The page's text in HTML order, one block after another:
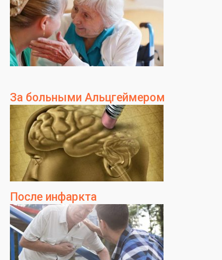
За больными Альцгеймером
После инфаркта